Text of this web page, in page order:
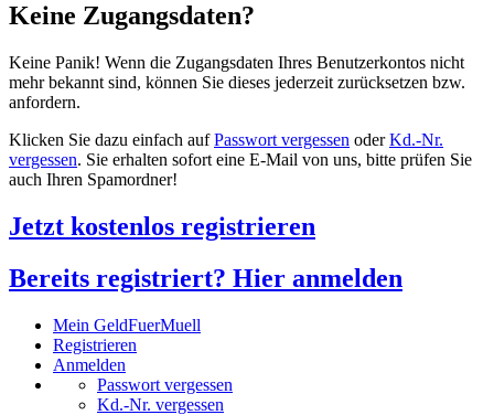
Keine Zugangsdaten?
Keine Panik! Wenn die Zugangsdaten Ihres Benutzerkontos nicht
mehr bekannt sind, können Sie dieses jederzeit zurücksetzen bzw.
anfordern.
Klicken Sie dazu einfach aufPasswort vergessen oderKd.-Nr.
vergessen. Sie erhalten sofort eine E-Mail von uns, bitte prüfen Sie
auch Ihren Spamordner!
Jetzt kostenlos registrieren
Bereits registriert? Hier anmelden
Mein GeldFuerMuell
Registrieren
Anmelden
Passwort vergessen
Kd.-Nr. vergessen